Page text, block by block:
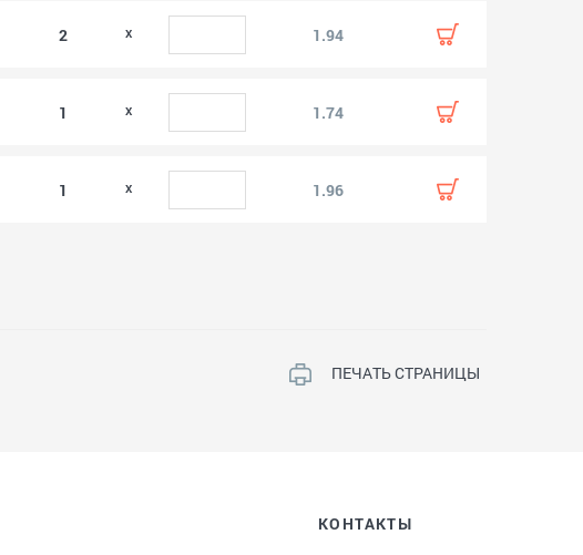
2 1.94
1 1.74
1 1.96
ПЕЧАТЬ СТРАНИЦЫ
КОНТАКТЫ